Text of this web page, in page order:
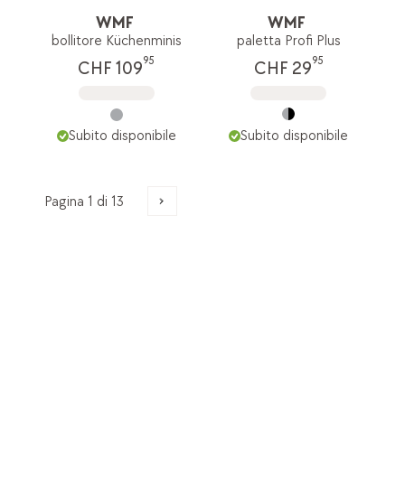
WMF
bollitore Küchenminis
CHF 10995
Subito disponibile
WMF
paletta Profi Plus
CHF 2995
Subito disponibile